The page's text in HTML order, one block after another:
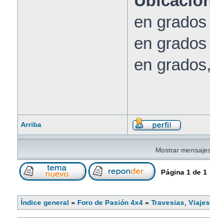
en
en
en
Arriba
Mostrar
Página 1 de 1
Índice general » Foro de Pasión 4x4 » Travesias,